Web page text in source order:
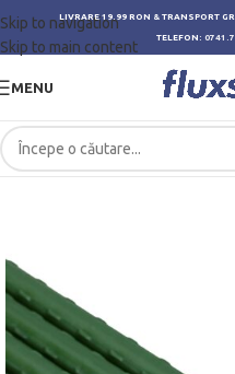
Skip to navigation
Skip to main content
LIVRARE 19.99 RON & TRANSPORT
TELEFON:
MENU